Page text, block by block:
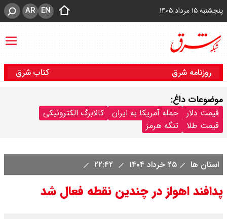
پنجشنبه ۱۵ مرداد ۱۴۰۵ EN
AR
روزنامه شرق کتاب شرق
موضوعات داغ:
قیمت دلار حمله آمریکا به ایران
کالابرگ الکترونیکی
قیمت طلا
تنگه هرمز
استان ها ۲۵ خرداد ۱۴۰۴
پدافند اهواز در چندین نقطه فعال شد